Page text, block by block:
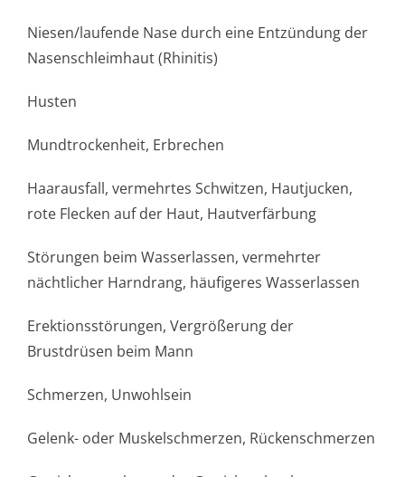
Niesen/laufende Nase durch eine Entzündung der
Nasenschleimhaut (Rhinitis)
Husten
Mundtrockenheit, Erbrechen
Haarausfall, vermehrtes Schwitzen, Hautjucken,
rote Flecken auf der Haut, Hautverfärbung
Störungen beim Wasserlassen, vermehrter
nächtlicher Harndrang, häufigeres Wasserlassen
Erektionsstörungen, Vergrößerung der
Brustdrüsen beim Mann
Schmerzen, Unwohlsein
Gelenk- oder Muskelschmerzen, Rückenschmerzen